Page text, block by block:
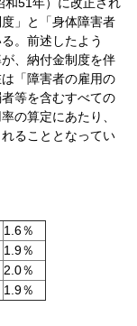
」と「身体障害者
。前述したよう
、納付金制度を伴
「障害者の雇用の
等を含むすべての
の算定にあたり、
ることとなってい
1.6％
1.9％
2.0％
1.9％